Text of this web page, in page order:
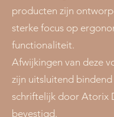
producten zijn
sterke focus op
functionaliteit.
Afwijkingen van deze
zijn uitsluitend
schriftelijk door Atorix
bevestigd.